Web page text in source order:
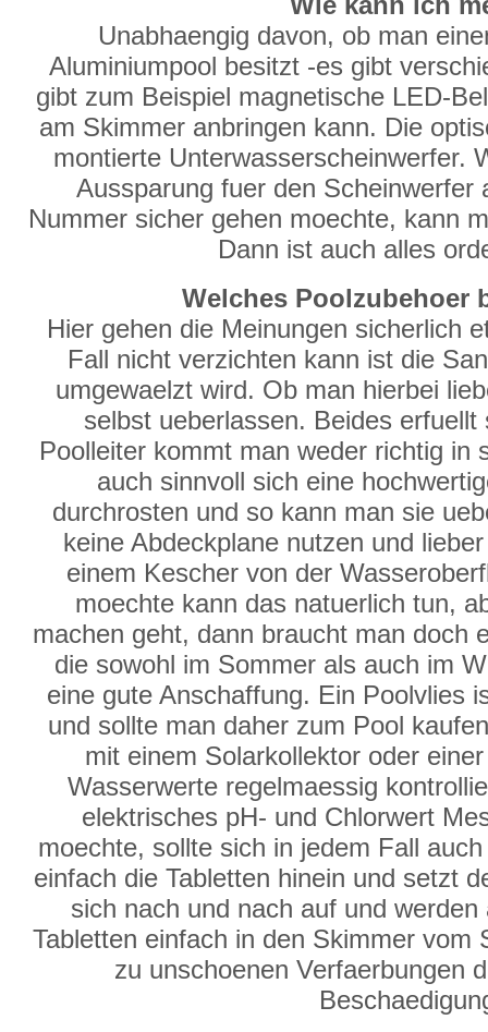
Unabhaengig davon, ob man
Aluminiumpool besitzt -es gibt
gibt zum Beispiel magnetische LED-
am Skimmer anbringen kann. Die
montierte Unterwasserscheinwerfer.
Aussparung fuer den
Nummer sicher gehen moechte, kann
Dann ist auch alles
Welches Poolzubehoer
Hier gehen die Meinungen sicherlich
Fall nicht verzichten kann ist die
umgewaelzt wird. Ob man hierbei
selbst ueberlassen. Beides
Poolleiter kommt man weder richtig in
auch sinnvoll sich eine
durchrosten und so kann man sie
keine Abdeckplane nutzen und
einem Kescher von der
moechte kann das natuerlich tun,
machen geht, dann braucht man doch
die sowohl im Sommer als auch im
eine gute Anschaffung. Ein Poolvlies
und sollte man daher zum Pool
mit einem Solarkollektor oder
Wasserwerte regelmaessig
elektrisches pH- und Chlorwert
moechte, sollte sich in jedem Fall
einfach die Tabletten hinein und setzt
sich nach und nach auf und
Tabletten einfach in den Skimmer vom
zu unschoenen Verfaerbungen